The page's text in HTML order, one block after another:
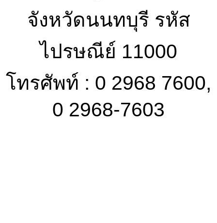
จังหวัดนนทบุรี รหัส
ไปรษณีย์ 11000
โทรศัพท์ : 0 2968 7600,
0 2968-7603